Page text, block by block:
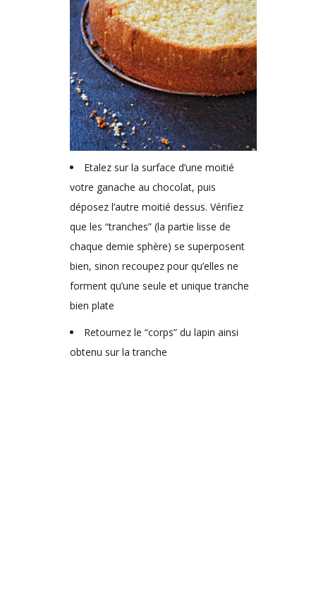
Etalez sur la surface d’une moitié
votre ganache au chocolat, puis
déposez l’autre moitié dessus. Vérifiez
que les “tranches” (la partie lisse de
chaque demie sphère) se superposent
bien, sinon recoupez pour qu’elles ne
forment qu’une seule et unique tranche
bien plate
Retournez le “corps” du lapin ainsi
obtenu sur la tranche